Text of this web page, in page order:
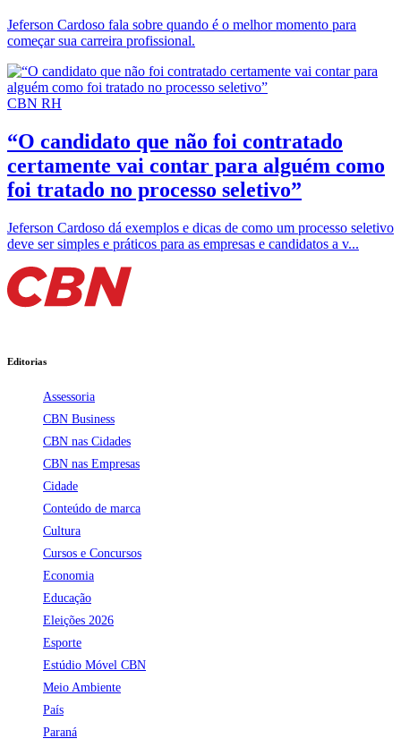
Jeferson Cardoso fala sobre quando é o melhor momento para
começar sua carreira profissional.
CBN RH
“O candidato que não foi contratado
certamente vai contar para alguém como
foi tratado no processo seletivo”
Jeferson Cardoso dá exemplos e dicas de como um processo seletivo
deve ser simples e práticos para as empresas e candidatos a v...
Editorias
Assessoria
CBN Business
CBN nas Cidades
CBN nas Empresas
Cidade
Conteúdo de marca
Cultura
Cursos e Concursos
Economia
Educação
Eleições 2026
Esporte
Estúdio Móvel CBN
Meio Ambiente
País
Paraná